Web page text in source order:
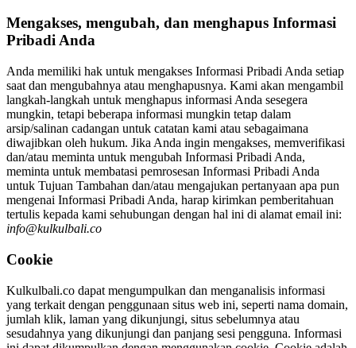
Mengakses, mengubah, dan menghapus Informasi
Pribadi Anda
Anda memiliki hak untuk mengakses Informasi Pribadi Anda setiap
saat dan mengubahnya atau menghapusnya. Kami akan mengambil
langkah-langkah untuk menghapus informasi Anda sesegera
mungkin, tetapi beberapa informasi mungkin tetap dalam
arsip/salinan cadangan untuk catatan kami atau sebagaimana
diwajibkan oleh hukum. Jika Anda ingin mengakses, memverifikasi
dan/atau meminta untuk mengubah Informasi Pribadi Anda,
meminta untuk membatasi pemrosesan Informasi Pribadi Anda
untuk Tujuan Tambahan dan/atau mengajukan pertanyaan apa pun
mengenai Informasi Pribadi Anda, harap kirimkan pemberitahuan
tertulis kepada kami sehubungan dengan hal ini di alamat email ini:
info@kulkulbali.co
Cookie
Kulkulbali.co dapat mengumpulkan dan menganalisis informasi
yang terkait dengan penggunaan situs web ini, seperti nama domain,
jumlah klik, laman yang dikunjungi, situs sebelumnya atau
sesudahnya yang dikunjungi dan panjang sesi pengguna. Informasi